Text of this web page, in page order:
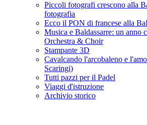
Piccoli fotografi crescono alla
fotografia
Ecco il PON di francese alla
Musica e Baldassarre: un anno
Orchestra & Choir
Stampante 3D
Cavalcando l'arcobaleno e
Scaringi)
Tutti pazzi per il Padel
Viaggi d'istruzione
Archivio storico